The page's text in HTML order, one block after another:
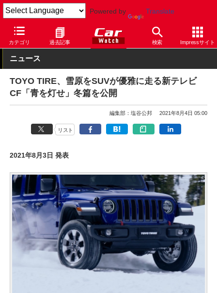
Powered by Translate
カテゴリ 過去記事 検索 Impressサイト
Car Watch タイヤ TOYO TIRE スタッドレス
ニュース
TOYO TIRE、雪原をSUVが優雅に走る新テレビ
CF「青を灯せ」冬篇を公開
編集部：塩谷公邦 2021年8月4日 05:00
リスト
2021年8月3日 発表